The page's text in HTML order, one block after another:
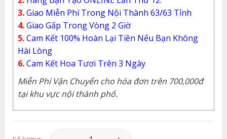
3.Giao Miễn Phí Trong Nội Thành 63/63 Tỉnh
4.Giao Gấp Trong Vòng 2 Giờ
5.Cam Kết 100% Hoàn Lại Tiền Nếu Bạn Không
Hài Lòng
6.Cam Kết Hoa Tươi Trên 3 Ngày
Miễn Phí Vận Chuyển cho hóa đơn trên 700,000đ
tại khu vực nội thành phố.
Hoa Chia Buồn - Chia Xa - CB118 số lượng